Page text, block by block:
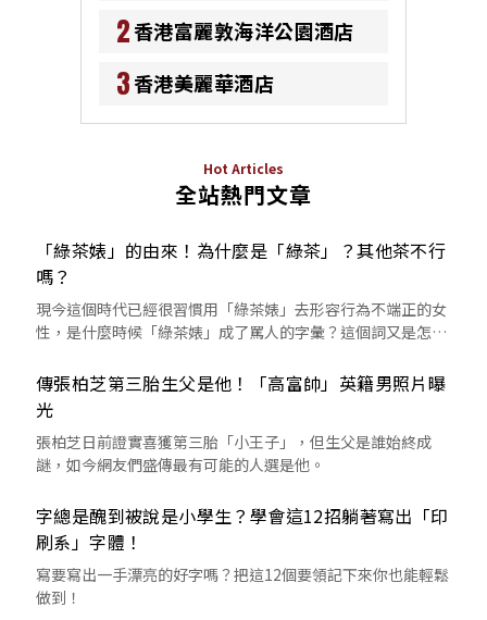
2香港富麗敦海洋公園酒店
3香港美麗華酒店
Hot Articles
全站熱門文章
「綠茶婊」的由來！為什麼是「綠茶」？其他茶不行
嗎？
現今這個時代已經很習慣用「綠茶婊」去形容行為不端正的女
性，是什麼時候「綠茶婊」成了罵人的字彙？這個詞又是怎麼
傳張柏芝第三胎生父是他！「高富帥」英籍男照片曝
光
張柏芝日前證實喜獲第三胎「小王子」，但生父是誰始終成
謎，如今網友們盛傳最有可能的人選是他。
字總是醜到被說是小學生？學會這12招躺著寫出「印
刷系」字體！
寫要寫出一手漂亮的好字嗎？把這12個要領記下來你也能輕鬆
做到！